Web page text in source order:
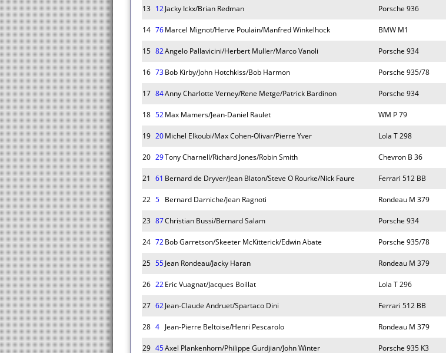
13 12Jacky Ickx/Brian Redman Porsche 936
14 76Marcel Mignot/Herve Poulain/Manfred Winkelhock BMW M1
15 82Angelo Pallavicini/Herbert Muller/Marco Vanoli Porsche 934
16 73Bob Kirby/John Hotchkiss/Bob Harmon Porsche 935/78
17 84Anny Charlotte Verney/Rene Metge/Patrick Bardinon Porsche 934
18 52Max Mamers/Jean-Daniel Raulet WM P 79
19 20Michel Elkoubi/Max Cohen-Olivar/Pierre Yver Lola T 298
20 29Tony Charnell/Richard Jones/Robin Smith Chevron B 36
21 61 Bernard de Dryver/Jean Blaton/Steve O Rourke/Nick Faure Ferrari 512 BB
22 5 Bernard Darniche/Jean Ragnoti Rondeau M 379
23 87Christian Bussi/Bernard Salam Porsche 934
24 72Bob Garretson/Skeeter McKitterick/Edwin Abate Porsche 935/78
25 55Jean Rondeau/Jacky Haran Rondeau M 379
26 22Eric Vuagnat/Jacques Boillat Lola T 296
27 62Jean-Claude Andruet/Spartaco Dini Ferrari 512 BB
28 4 Jean-Pierre Beltoise/Henri Pescarolo Rondeau M 379
29 45Axel Plankenhorn/Philippe Gurdjian/John Winter Porsche 935 K3